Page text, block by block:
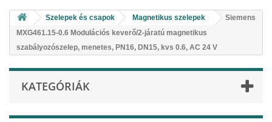
Szelepek és csapok Magnetikus szelepek
Siemens
MXG461.15-0.6 Modulációs keverő/2-járatú magnetikus
szabályozószelep, menetes, PN16, DN15, kvs 0.6, AC 24 V
KATEGÓRIÁK